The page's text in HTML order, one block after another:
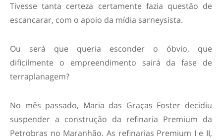
Tivesse tanta certeza certamente fazia questão de
escancarar, com o apoio da mídia sarneysista.
Ou será que queria esconder o óbvio, que
dificilmente o empreendimento sairá da fase de
terraplanagem?
No mês passado, Maria das Graças Foster decidiu
suspender a construção da refinaria Premium da
Petrobras no Maranhão. As refinarias Premium I e II,